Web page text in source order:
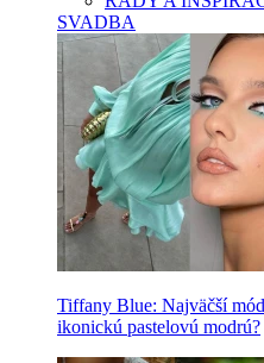
SVADBA
Tiffany Blue: Najväčší
ikonickú pastelovú modrú?